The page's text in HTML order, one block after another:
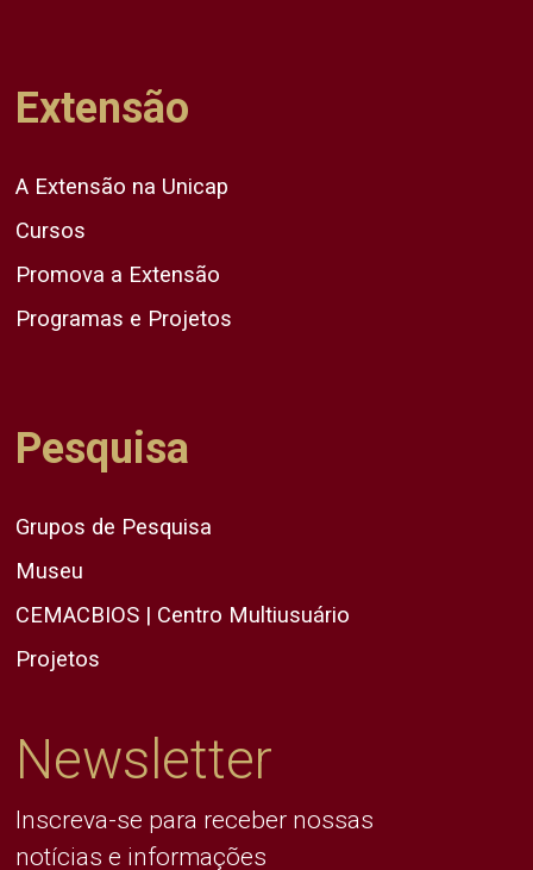
Extensão
A Extensão na Unicap
Cursos
Promova a Extensão
Programas e Projetos
Pesquisa
Grupos de Pesquisa
Museu
CEMACBIOS | Centro Multiusuário
Projetos
Newsletter
Inscreva-se para receber nossas
notícias e informações